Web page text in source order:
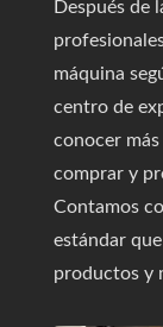
Después de
máquina
centro de
conocer
comprar y
Contamos
estándar
productos y